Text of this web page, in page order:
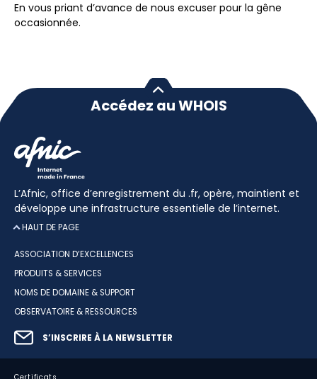
En vous priant d’avance de nous excuser pour la gêne
occasionnée.
Accédez au WHOIS
L’Afnic, office d’enregistrement du .fr, opère, maintient et
développe une infrastructure essentielle de l’internet.
HAUT DE PAGE
ASSOCIATION D’EXCELLENCES
PRODUITS & SERVICES
NOMS DE DOMAINE & SUPPORT
OBSERVATOIRE & RESSOURCES
S’INSCRIRE À LA NEWSLETTER